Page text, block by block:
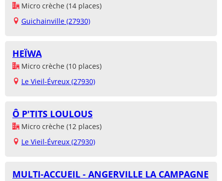
Micro crèche (14 places)
Guichainville (27930)
HEÏWA
Micro crèche (10 places)
Le Vieil-Évreux (27930)
Ô P'TITS LOULOUS
Micro crèche (12 places)
Le Vieil-Évreux (27930)
MULTI-ACCUEIL - ANGERVILLE LA CAMPAGNE